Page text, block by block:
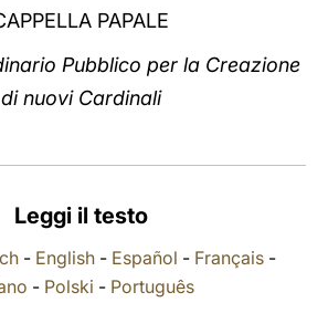
PAPALE
Pubblico per la Creazione
di nuovi Cardinali
Leggi il testo
- English- Español - Français-
- Polski - Português